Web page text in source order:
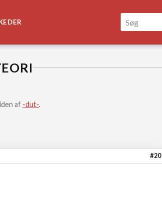
af -dut-.
#20